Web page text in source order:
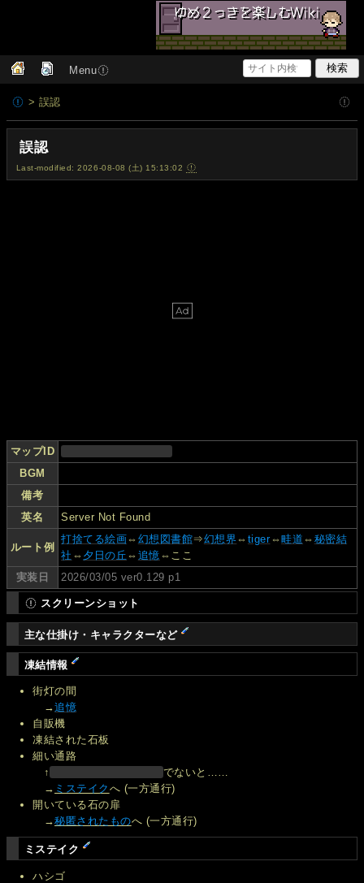
Menu
> 誤認
誤認
Last-modified: 2026-08-08 (土) 15:13:02
マップID
BGM
備考
英名
Server Not Found
ルート例
打捨てる絵画 ⇔ 幻想図書館⇒幻想界 ⇔ tiger⇔畦道 ⇔ 秘密結
社 ⇔ 夕日の丘 ⇔ 追憶 ⇔ここ
実装日
2026/03/05 ver0.129 p1
スクリーンショット
主な仕掛け・キャラクターなど
凍結情報
街灯の間
→追憶
自販機
凍結された石板
細い通路
↑
でないと……
→ ミステイク へ (一方通行)
開いている石の扉
→秘匿されたものへ (一方通行)
ミステイク
ハシゴ